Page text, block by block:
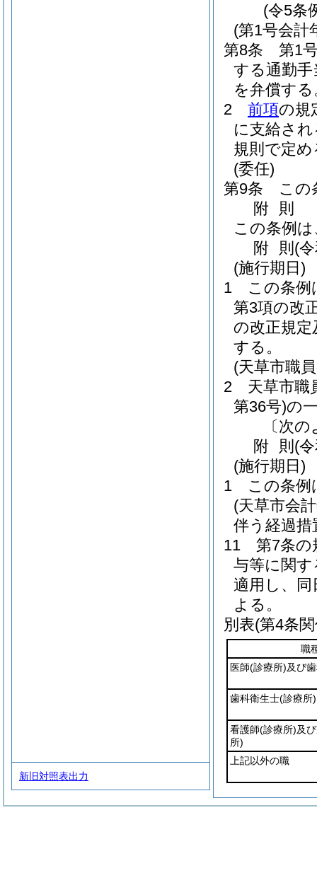
(令5条
(第1号会計
第8条
第1
する通勤
を弁償する
2
前項の規
に支給さ
規則で定め
(委任)
第9条
この
附 則
この条例
附 則 (
(施行期日)
1
この条例
第3項の改
の改正規定
する。
(天草市職
2
天草市職
第36号)の
〔次
附 則 (
(施行期日)
1
この条例
(天草市会
伴う経過措
11
第7条の
与等に関
適用し、
よる。
別表(第4条
職
医師(診療所)及び
歯科衛生士(診療所)
看護師(診療所)及
所)
上記以外の職
新旧対照表出力